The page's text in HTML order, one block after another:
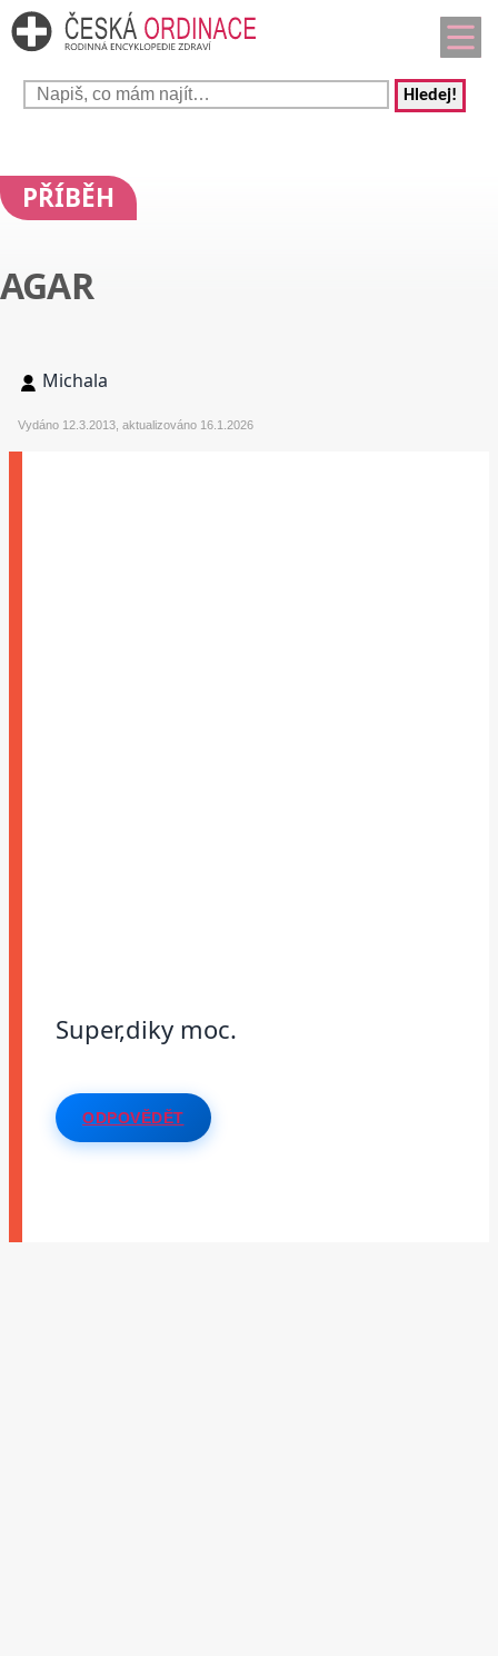
Hledej!
PŘÍBĚH
AGAR
Michala
Vydáno 12.3.2013, aktualizováno 16.1.2026
Super,diky moc.
ODPOVĚDĚT